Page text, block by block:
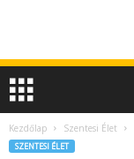
Kezdőlap Szentesi Élet
SZENTESI ÉLET